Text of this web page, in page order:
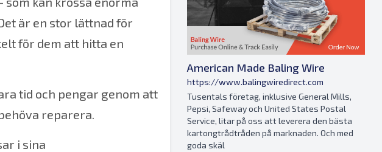
är en stor lättnad för
för dem att hitta en
tid och pengar genom att
reparera.
i sina
American Made Baling Wire
https://www.balingwiredirect.com
Tusentals företag, inklusive General Mills,
Pepsi, Safeway och United States Postal
Service, litar på oss att leverera den bästa
kartongtrådtråden på marknaden. Och med
goda skäl